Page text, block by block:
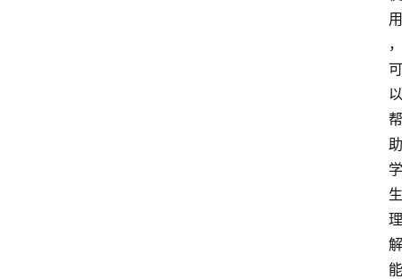
用
，
可
以
帮
助
学
生
理
解
能